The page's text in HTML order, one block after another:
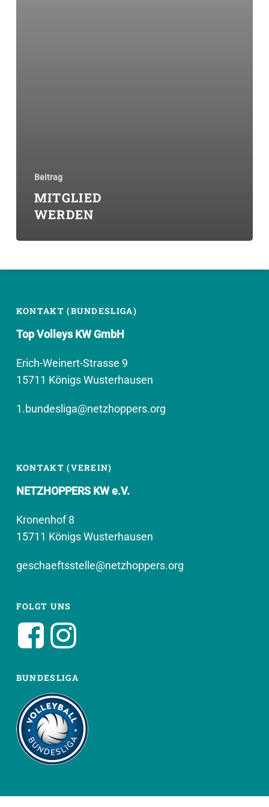
Beitrag
MITGLIED
WERDEN
KONTAKT (BUNDESLIGA)
Top Volleys KW GmbH
Erich-Weinert-Strasse 9
15711 Königs Wusterhausen
1.bundesliga@netzhoppers.org
KONTAKT (VEREIN)
NETZHOPPERS KW e.V.
Kronenhof 8
15711 Königs Wusterhausen
geschaeftsstelle@netzhoppers.org
FOLGT UNS
BUNDESLIGA